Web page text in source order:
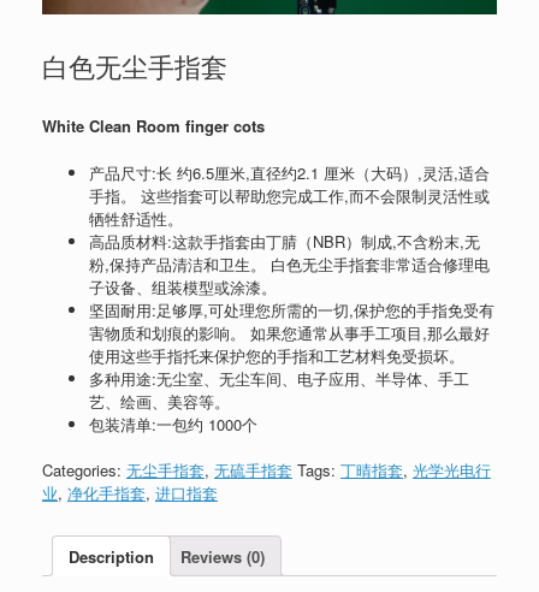
白色无尘手指套
White Clean Room finger cots
产品尺寸:长 约6.5厘米,直径约2.1 厘米（大码）,灵活,适合
手指。 这些指套可以帮助您完成工作,而不会限制灵活性或
牺牲舒适性。
高品质材料:这款手指套由丁腈（NBR）制成,不含粉末,无
粉,保持产品清洁和卫生。 白色无尘手指套非常适合修理电
子设备、组装模型或涂漆。
坚固耐用:足够厚,可处理您所需的一切,保护您的手指免受有
害物质和划痕的影响。 如果您通常从事手工项目,那么最好
使用这些手指托来保护您的手指和工艺材料免受损坏。
多种用途:无尘室、无尘车间、电子应用、半导体、手工
艺、绘画、美容等。
包装清单:一包约 1000个
Categories: 无尘手指套, 无硫手指套 Tags: 丁晴指套, 光学光电行
业, 净化手指套, 进口指套
Description Reviews (0)